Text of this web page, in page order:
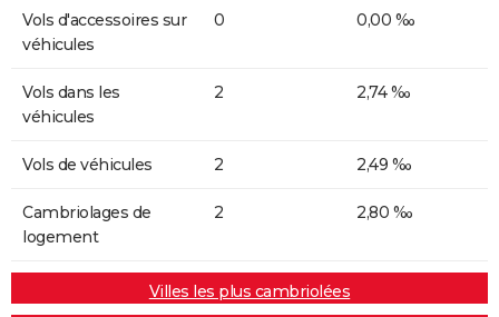
Vols d'accessoires sur
véhicules
0 0,00 ‰
Vols dans les
véhicules
2 2,74 ‰
Vols de véhicules 2 2,49 ‰
Cambriolages de
logement
2 2,80 ‰
Villes les plus cambriolées